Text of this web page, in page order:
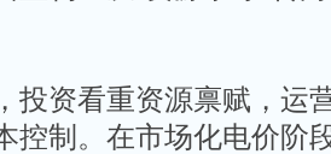
投资看重资源禀赋，运
控制。在市场化电价阶